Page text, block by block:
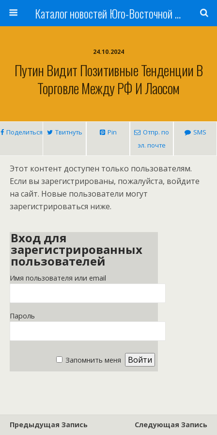
Каталог новостей Юго-Восточной Азии, Австралии и Океании
24.10.2024
Путин Видит Позитивные Тенденции В
Торговле Между РФ И Лаосом
Поделиться Твитнуть Pin
Отпр. по
эл. почте
SMS
Этот контент доступен только пользователям.
Если вы зарегистрированы, пожалуйста, войдите
на сайт. Новые пользователи могут
зарегистрироваться ниже.
Вход для
зарегистрированных
пользователей
Имя пользователя или email
Пароль
Запомнить меня
Предыдущая Запись
Следующая Запись